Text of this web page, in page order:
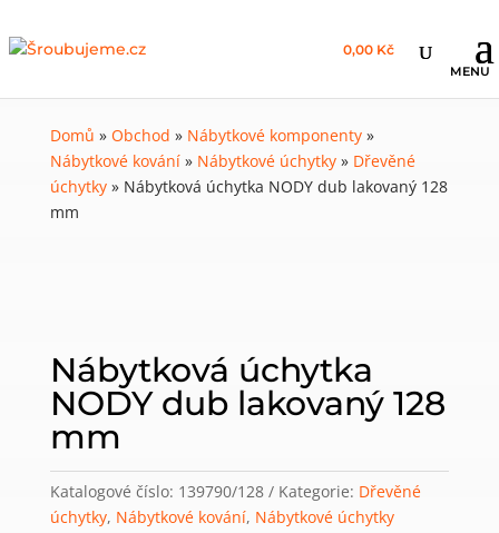
0,00 Kč
Domů » Obchod » Nábytkové komponenty»
Nábytkové kování» Nábytkové úchytky» Dřevěné
úchytky» Nábytková úchytka NODY dub lakovaný 128
mm
Nábytková úchytka
NODY dub lakovaný 128
mm
Katalogové číslo: 139790/128 Kategorie: Dřevěné
úchytky, Nábytkové kování, Nábytkové úchytky